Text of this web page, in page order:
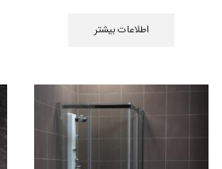
اطلاعات بیشتر